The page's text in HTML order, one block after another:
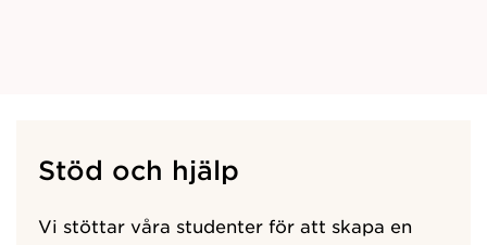
Stöd och hjälp
Vi stöttar våra studenter för att skapa en